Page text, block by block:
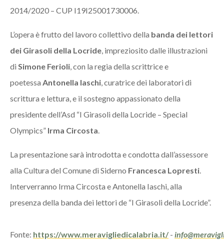
2014/2020 – CUP I19I25001730006.
L’opera è frutto del lavoro collettivo della banda dei lettori
dei Girasoli della Locride, impreziosito dalle illustrazioni
di Simone Ferioli, con la regia della scrittrice e
poetessa Antonella Iaschi, curatrice dei laboratori di
scrittura e lettura, e il sostegno appassionato della
presidente dell’Asd “I Girasoli della Locride – Special
Olympics” Irma Circosta.
La presentazione sarà introdotta e condotta dall’assessore
alla Cultura del Comune di Siderno Francesca Lopresti.
Interverranno Irma Circosta e Antonella Iaschi, alla
presenza della banda dei lettori de “I Girasoli della Locride”.
Fonte: https://www.meravigliedicalabria.it/-